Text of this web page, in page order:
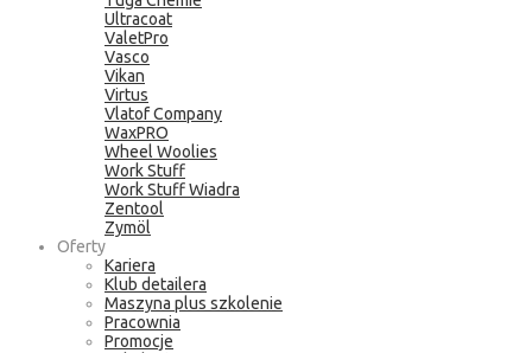
Ultracoat
ValetPro
Vasco
Vikan
Virtus
Vlatof Company
WaxPRO
Wheel Woolies
Work Stuff
Work Stuff Wiadra
Zentool
Zymöl
Oferty
Kariera
Klub detailera
Maszyna plus szkolenie
Pracownia
Promocje